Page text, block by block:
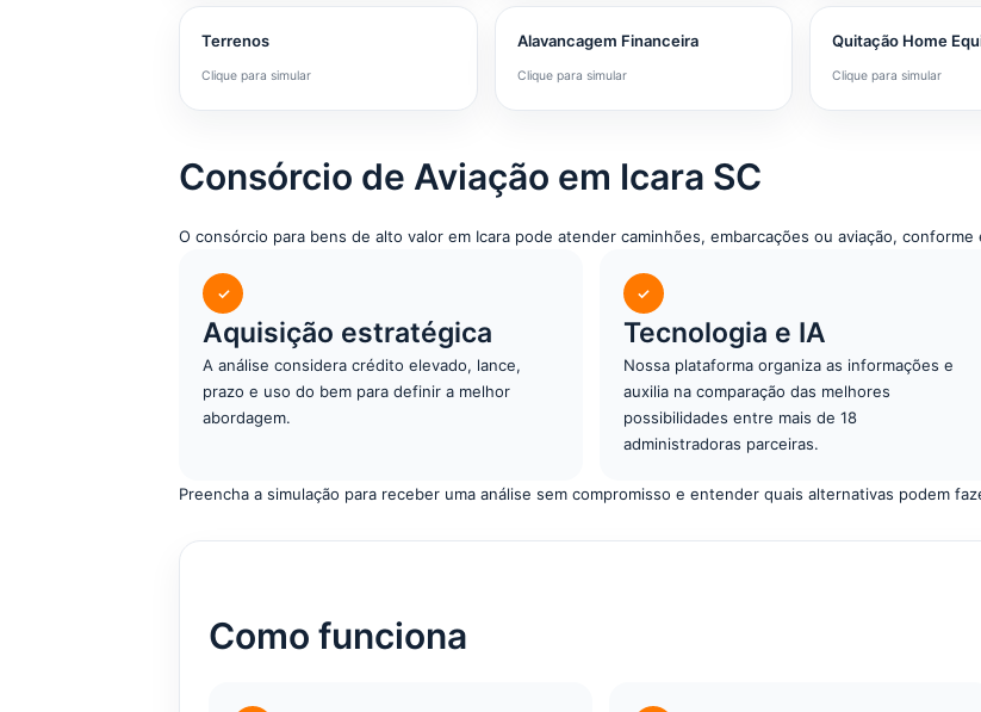
Terrenos
Clique para simular
Alavancagem Financeira
Clique para simular
Quitação Home
Clique para simular
Consórcio de Aviação em Icara SC
O consórcio para bens de alto valor em Icara pode atender caminhões, embarcações ou aviação,
✓
Aquisição estratégica
A análise considera crédito elevado, lance,
prazo e uso do bem para definir a melhor
abordagem.
✓
Tecnologia e IA
Nossa plataforma organiza as informações e
auxilia na comparação das melhores
possibilidades entre mais de 18
administradoras parceiras.
Preencha a simulação para receber uma análise sem compromisso e entender quais alternativas podem
Como funciona